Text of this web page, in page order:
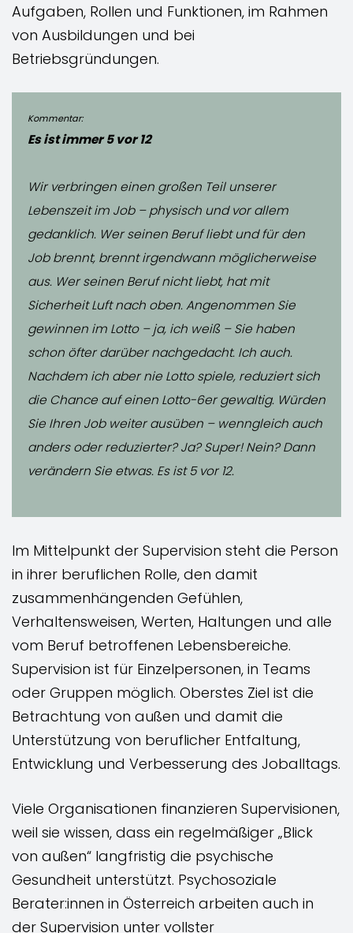
Aufgaben, Rollen und Funktionen, im Rahmen
von Ausbildungen und bei
Betriebsgründungen.
Kommentar:
Es ist immer 5 vor 12
Wir verbringen einen großen Teil unserer
Lebenszeit im Job – physisch und vor allem
gedanklich. Wer seinen Beruf liebt und für den
Job brennt, brennt irgendwann möglicherweise
aus. Wer seinen Beruf nicht liebt, hat mit
Sicherheit Luft nach oben. Angenommen Sie
gewinnen im Lotto – ja, ich weiß – Sie haben
schon öfter darüber nachgedacht. Ich auch.
Nachdem ich aber nie Lotto spiele, reduziert sich
die Chance auf einen Lotto-6er gewaltig. Würden
Sie Ihren Job weiter ausüben – wenngleich auch
anders oder reduzierter? Ja? Super! Nein? Dann
verändern Sie etwas. Es ist 5 vor 12.
Im Mittelpunkt der Supervision steht die Person
in ihrer beruflichen Rolle, den damit
zusammenhängenden Gefühlen,
Verhaltensweisen, Werten, Haltungen und alle
vom Beruf betroffenen Lebensbereiche.
Supervision ist für Einzelpersonen, in Teams
oder Gruppen möglich. Oberstes Ziel ist die
Betrachtung von außen und damit die
Unterstützung von beruflicher Entfaltung,
Entwicklung und Verbesserung des Joballtags.
Viele Organisationen finanzieren Supervisionen,
weil sie wissen, dass ein regelmäßiger „Blick
von außen“ langfristig die psychische
Gesundheit unterstützt. Psychosoziale
Berater:innen in Österreich arbeiten auch in
der Supervision unter vollster